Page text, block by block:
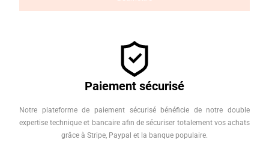
Paiement sécurisé
Notre plateforme de paiement sécurisé bénéficie de notre double
expertise technique et bancaire afin de sécuriser totalement vos achats
grâce à Stripe, Paypal et la banque populaire.